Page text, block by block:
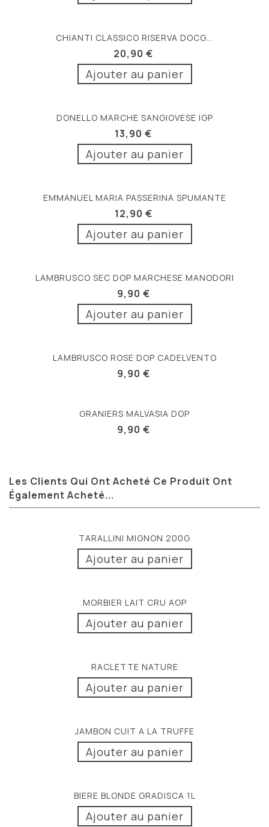
CHIANTI CLASSICO RISERVA DOCG...
20,90 €
Ajouter au panier
DONELLO MARCHE SANGIOVESE IGP
13,90 €
Ajouter au panier
EMMANUEL MARIA PASSERINA SPUMANTE
12,90 €
Ajouter au panier
LAMBRUSCO SEC DOP MARCHESE MANODORI
9,90 €
Ajouter au panier
LAMBRUSCO ROSE DOP CADELVENTO
9,90 €
GRANIERS MALVASIA DOP
9,90 €
Les Clients Qui Ont Acheté Ce Produit Ont
Également Acheté...
TARALLINI MIGNON 200G
Ajouter au panier
MORBIER LAIT CRU AOP
Ajouter au panier
RACLETTE NATURE
Ajouter au panier
JAMBON CUIT A LA TRUFFE
Ajouter au panier
BIERE BLONDE GRADISCA 1L
Ajouter au panier